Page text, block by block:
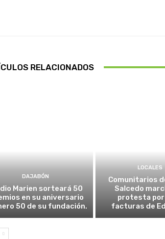
RELACIONADOS
DAJABÓN
Marien sorteará 50
en su aniversario
50 de su fundación.
LOCALES
Comunitarios
Salcedo
protesta
facturas de